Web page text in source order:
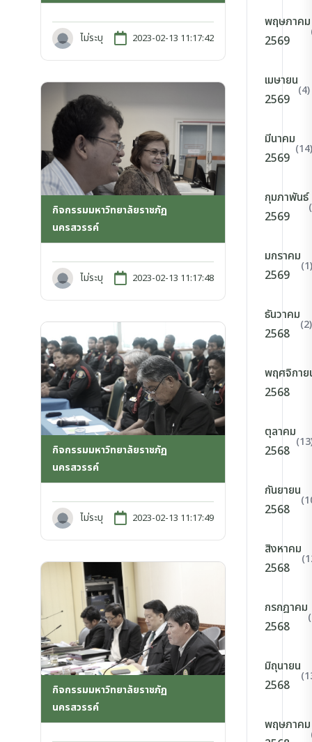
ไม่ระบุ 2023-02-13 11:17:42
กิจกรรมมหาวิทยาลัยราชภัฏ
นครสวรรค์
ไม่ระบุ 2023-02-13 11:17:48
กิจกรรมมหาวิทยาลัยราชภัฏ
นครสวรรค์
ไม่ระบุ 2023-02-13 11:17:49
กิจกรรมมหาวิทยาลัยราชภัฏ
นครสวรรค์
พฤษภาคม
2569
เมษายน
2569
(4)
มีนาคม
2569
(14)
กุมภาพันธ์
2569
มกราคม
2569
(1)
ธันวาคม
2568
(2)
พฤศจิกาย
2568
ตุลาคม
2568
กันยายน
2568
สิงหาคม
2568
กรกฎาคม
2568
มิถุนายน
2568
พฤษภาคม